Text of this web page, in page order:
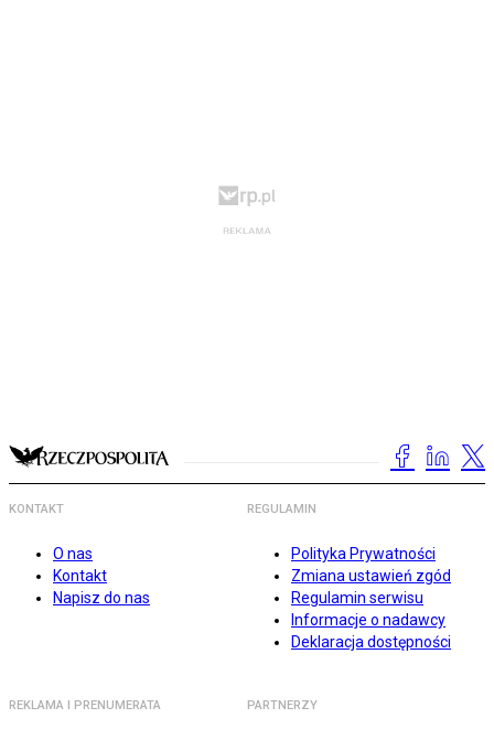
KONTAKT
O nas
Kontakt
Napisz do nas
REGULAMIN
Polityka Prywatności
Zmiana ustawień zgód
Regulamin serwisu
Informacje o nadawcy
Deklaracja dostępności
REKLAMA I PRENUMERATA PARTNERZY